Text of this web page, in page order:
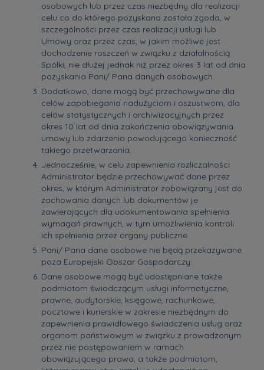
osobowych lub przez czas niezbędny dla realizacji
celu co do którego pozyskana została zgoda, w
szczególności przez czas realizacji usługi lub
Umowy oraz przez czas, w jakim możliwe jest
dochodzenie roszczeń w związku z działalnością
Spółki, nie dłużej jednak niż przez okres 3 lat od dnia
pozyskania Pani/ Pana danych osobowych.
Dodatkowo, dane mogą być przechowywane dla
celów zapobiegania nadużyciom i oszustwom, dla
celów statystycznych i archiwizacyjnych przez
okres 10 lat od dnia zakończenia obowiązywania
umowy lub zdarzenia powodującego konieczność
takiego przetwarzania.
Jednocześnie, w celu zapewnienia rozliczalności
Administrator będzie przechowywać dane przez
okres, w którym Administrator zobowiązany jest do
zachowania danych lub dokumentów je
zawierających dla udokumentowania spełnienia
wymagań prawnych, w tym umożliwienia kontroli
ich spełnienia przez organy publiczne.
Pani/ Pana dane osobowe nie będą przekazywane
poza Europejski Obszar Gospodarczy.
Dane osobowe mogą być udostępniane także
podmiotom świadczącym usługi informatyczne,
prawne, audytorskie, księgowe, rachunkowe,
pocztowe i kurierskie w zakresie niezbędnym do
zapewnienia prawidłowego świadczenia usług oraz
organom państwowym w związku z prowadzonym
przez nie postępowaniem w ramach
obowiązującego prawa, a także podmiotom,